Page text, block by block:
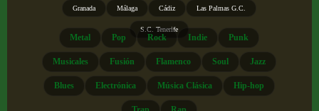
Granada Málaga Cádiz Las Palmas G.C.
S.C. Tenerife
Metal Pop Rock Indie Punk
Musicales Fusión Flamenco Soul Jazz
Blues Electrónica Música Clásica Hip-hop